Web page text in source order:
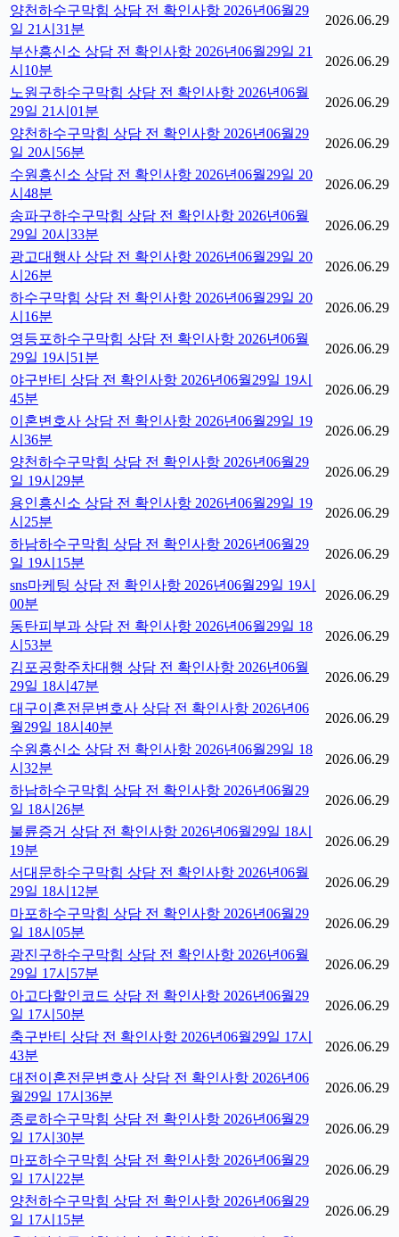
양천하수구막힘 상담 전 확인사항 2026년06월29
일 21시31분
2026.06.29
부산흥신소 상담 전 확인사항 2026년06월29일 21
시10분
2026.06.29
노원구하수구막힘 상담 전 확인사항 2026년06월
29일 21시01분
2026.06.29
양천하수구막힘 상담 전 확인사항 2026년06월29
일 20시56분
2026.06.29
수원흥신소 상담 전 확인사항 2026년06월29일 20
시48분
2026.06.29
송파구하수구막힘 상담 전 확인사항 2026년06월
29일 20시33분
2026.06.29
광고대행사 상담 전 확인사항 2026년06월29일 20
시26분
2026.06.29
하수구막힘 상담 전 확인사항 2026년06월29일 20
시16분
2026.06.29
영등포하수구막힘 상담 전 확인사항 2026년06월
29일 19시51분
2026.06.29
야구반티 상담 전 확인사항 2026년06월29일 19시
45분
2026.06.29
이혼변호사 상담 전 확인사항 2026년06월29일 19
시36분
2026.06.29
양천하수구막힘 상담 전 확인사항 2026년06월29
일 19시29분
2026.06.29
용인흥신소 상담 전 확인사항 2026년06월29일 19
시25분
2026.06.29
하남하수구막힘 상담 전 확인사항 2026년06월29
일 19시15분
2026.06.29
sns마케팅 상담 전 확인사항 2026년06월29일 19시
00분
2026.06.29
동탄피부과 상담 전 확인사항 2026년06월29일 18
시53분
2026.06.29
김포공항주차대행 상담 전 확인사항 2026년06월
29일 18시47분
2026.06.29
대구이혼전문변호사 상담 전 확인사항 2026년06
월29일 18시40분
2026.06.29
수원흥신소 상담 전 확인사항 2026년06월29일 18
시32분
2026.06.29
하남하수구막힘 상담 전 확인사항 2026년06월29
일 18시26분
2026.06.29
불륜증거 상담 전 확인사항 2026년06월29일 18시
19분
2026.06.29
서대문하수구막힘 상담 전 확인사항 2026년06월
29일 18시12분
2026.06.29
마포하수구막힘 상담 전 확인사항 2026년06월29
일 18시05분
2026.06.29
광진구하수구막힘 상담 전 확인사항 2026년06월
29일 17시57분
2026.06.29
아고다할인코드 상담 전 확인사항 2026년06월29
일 17시50분
2026.06.29
축구반티 상담 전 확인사항 2026년06월29일 17시
43분
2026.06.29
대전이혼전문변호사 상담 전 확인사항 2026년06
월29일 17시36분
2026.06.29
종로하수구막힘 상담 전 확인사항 2026년06월29
일 17시30분
2026.06.29
마포하수구막힘 상담 전 확인사항 2026년06월29
일 17시22분
2026.06.29
양천하수구막힘 상담 전 확인사항 2026년06월29
일 17시15분
2026.06.29